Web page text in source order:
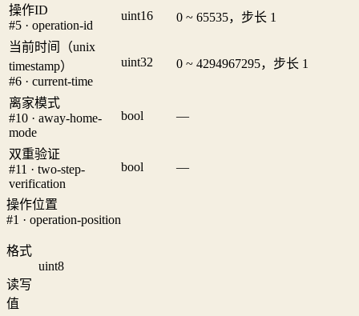
操作ID
#5 · operation-id
uint16 0 ~ 65535，步长 1
当前时间（unix
timestamp）
#6 · current-time
uint32 0 ~ 4294967295，步长 1
离家模式
#10 · away-home-
mode
bool —
双重验证
#11 · two-step-
verification
bool —
操作位置
#1 · operation-position
格式
uint8
读写
值